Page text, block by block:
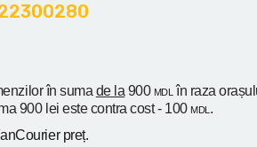
în suma de la 900 MDL în raza
900 lei este contra cost - 100 MDL .
preț.